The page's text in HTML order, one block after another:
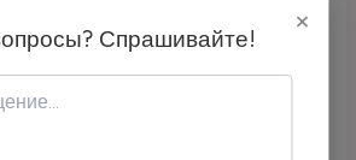
статья — можете
×
Спрашивайте!